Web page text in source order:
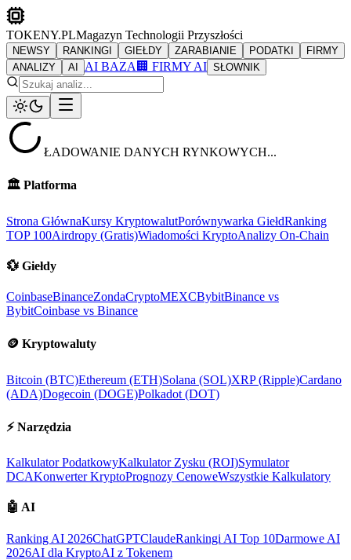
TOKENY.PLMagazyn Technologii Przyszłości
NEWSY RANKINGI GIEŁDY ZARABIANIE PODATKI
FIRMY
ANALIZY
AI AI BAZA 🏢 FIRMY AI SŁOWNIK
ŁADOWANIE DANYCH RYNKOWYCH...
🏛️ Platforma
Strona GłównaKursy KryptowalutPorównywarka GiełdRanking
TOP 100Airdropy (Gratis)Wiadomości KryptoAnalizy On-Chain
💱 Giełdy
CoinbaseBinanceZondaCryptoMEXCBybitBinance vs
BybitCoinbase vs Binance
🪙 Kryptowaluty
Bitcoin (BTC)Ethereum (ETH)Solana (SOL)XRP (Ripple)Cardano
(ADA)Dogecoin (DOGE)Polkadot (DOT)
⚡ Narzędzia
Kalkulator PodatkowyKalkulator Zysku (ROI)Symulator
DCAKonwerter KryptoPrognozy CenoweWszystkie Kalkulatory
🤖 AI
Ranking AI 2026ChatGPTClaudeRankingi AI Top 10Darmowe AI
2026AI dla KryptoAI z Tokenem